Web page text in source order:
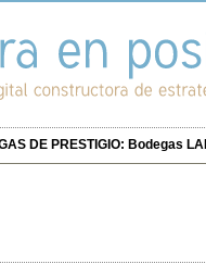
DE PRESTIGIO: Bodegas